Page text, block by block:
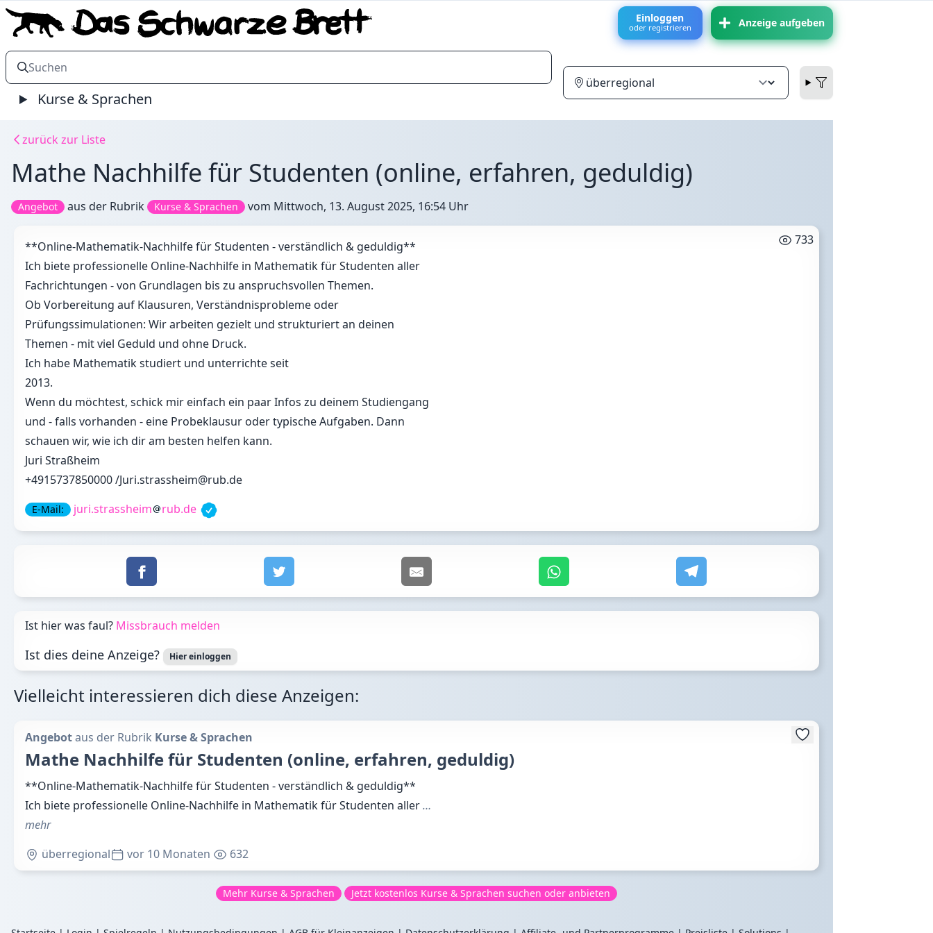
Einloggen
oder registrieren Anzeige aufgeben
Kurse & Sprachen
zurück zur Liste
Mathe Nachhilfe für Studenten (online, erfahren, geduldig)
Angebot aus der Rubrik Kurse & Sprachen vom Mittwoch, 13. August 2025, 16:54 Uhr
733
**Online-Mathematik-Nachhilfe für Studenten - verständlich & geduldig**
Ich biete professionelle Online-Nachhilfe in Mathematik für Studenten aller
Fachrichtungen - von Grundlagen bis zu anspruchsvollen Themen.
Ob Vorbereitung auf Klausuren, Verständnisprobleme oder
Prüfungssimulationen: Wir arbeiten gezielt und strukturiert an deinen
Themen - mit viel Geduld und ohne Druck.
Ich habe Mathematik studiert und unterrichte seit
2013.
Wenn du möchtest, schick mir einfach ein paar Infos zu deinem Studiengang
und - falls vorhanden - eine Probeklausur oder typische Aufgaben. Dann
schauen wir, wie ich dir am besten helfen kann.
Juri Straßheim
+4915737850000 /Juri.strassheim@rub.de
E-Mail: juri.strassheim rub.de
Ist hier was faul? Missbrauch melden
Ist dies deine Anzeige? Hier einloggen
Vielleicht interessieren dich diese Anzeigen:
Angebotaus der Rubrik Kurse & Sprachen
Mathe Nachhilfe für Studenten (online, erfahren, geduldig)
**Online-Mathematik-Nachhilfe für Studenten - verständlich & geduldig**
Ich biete professionelle Online-Nachhilfe in Mathematik für Studenten aller…
mehr
überregional
vor 10 Monaten 632
Mehr Kurse & Sprachen Jetzt kostenlos Kurse & Sprachen suchen oder anbieten